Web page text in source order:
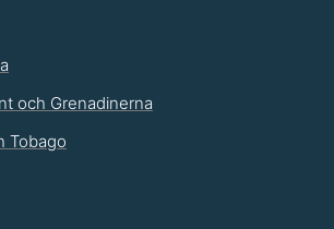
och Grenadinerna
Tobago